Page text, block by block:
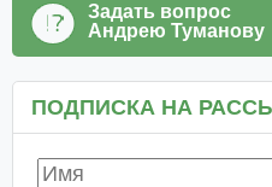
Задать вопрос
Андрею Туманову
ПОДПИСКА НА